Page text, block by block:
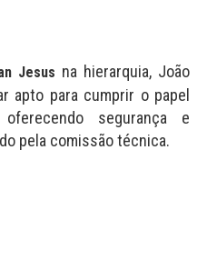
Jesus na hierarquia, João
apto para cumprir o papel
segurança e
pela comissão técnica.